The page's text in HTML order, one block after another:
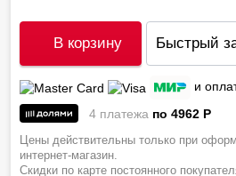
В корзину Быстрый
и
4 платежа по 4962 P
Цены действительны только при
интернет-магазин.
Скидки по карте постоянного